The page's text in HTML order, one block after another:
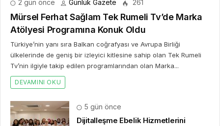
2 gün önce Günlük Gazete 261
Mürsel Ferhat Sağlam Tek Rumeli Tv’de Marka
Atölyesi Programına Konuk Oldu
Türkiye’nin yanı sıra Balkan coğrafyası ve Avrupa Birliği
ülkelerinde de geniş bir izleyici kitlesine sahip olan Tek Rumeli
Tv’nin ilgiyle takip edilen programlarından olan Marka...
DEVAMINI OKU
5 gün önce
Dijitalleşme Ebelik Hizmetlerini